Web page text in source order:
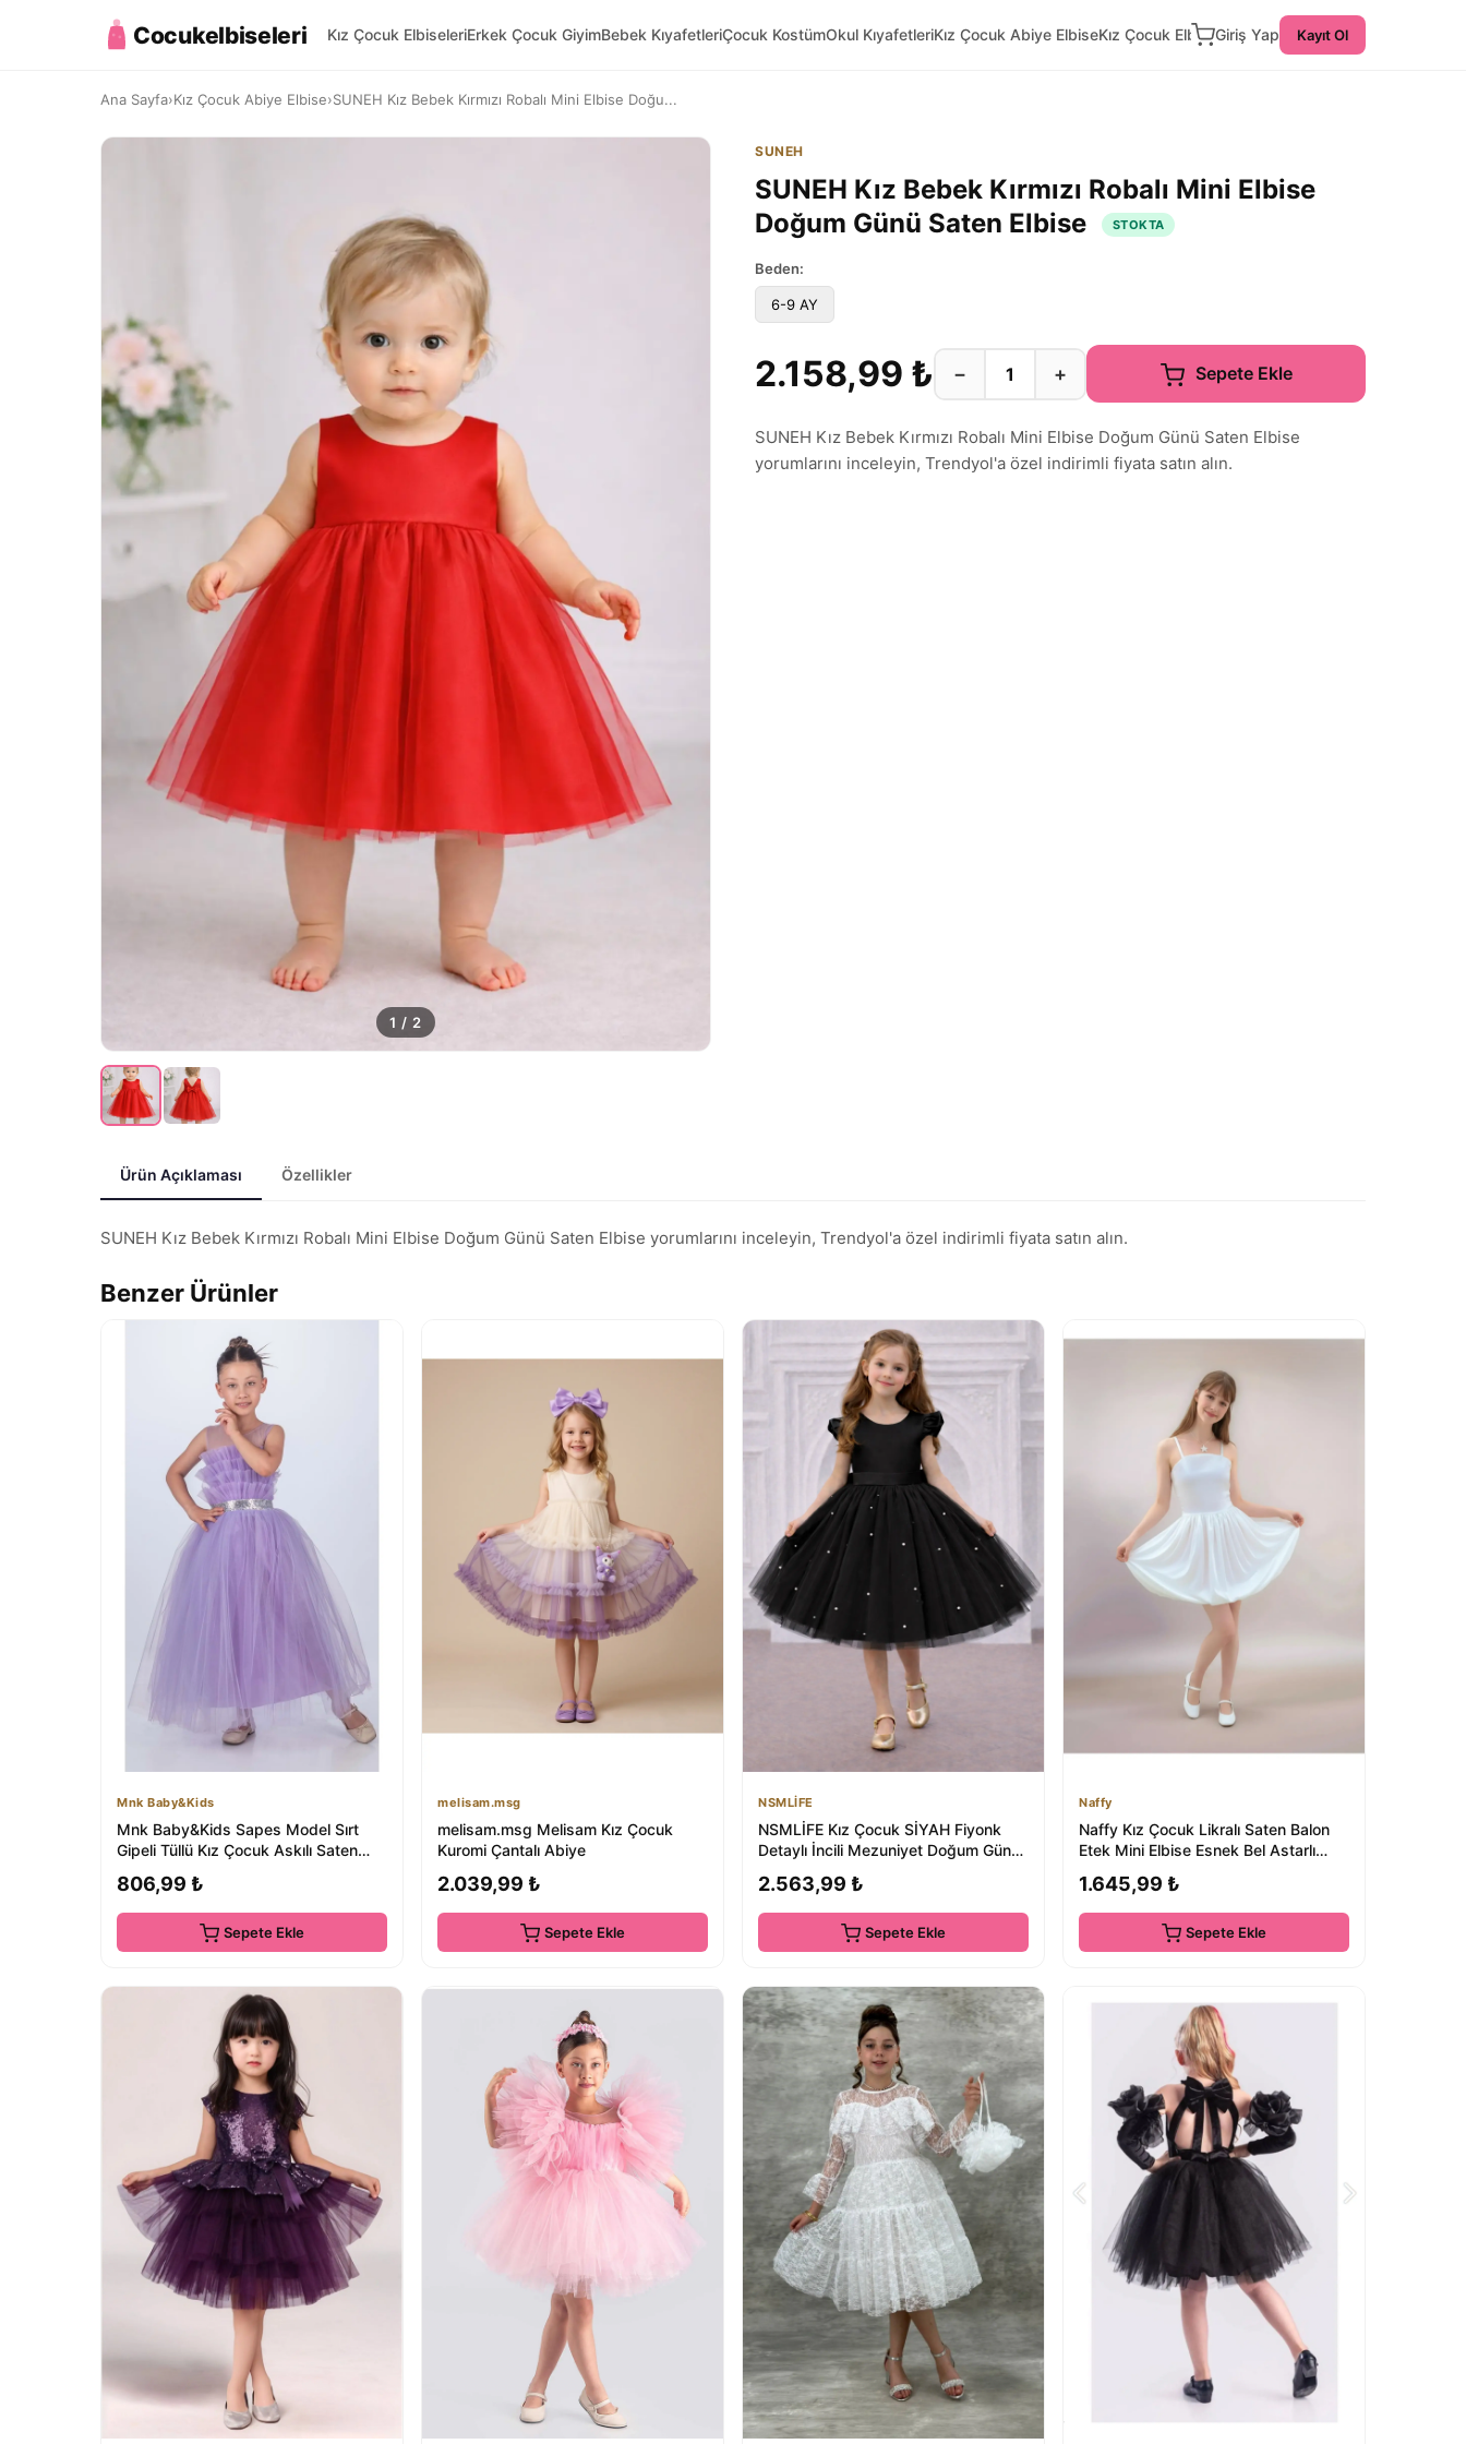
Cocukelbiseleri Kız Çocuk ElbiseleriErkek Çocuk GiyimBebek KıyafetleriÇocuk KostümOkul KıyafetleriKız Çocuk Abiye ElbiseKız Çocuk ElbiseGiriş Yap Kayıt Ol
Ana Sayfa›Kız Çocuk Abiye Elbise›SUNEH Kız Bebek Kırmızı Robalı Mini Elbise Doğu...
1 / 2
SUNEH
SUNEH Kız Bebek Kırmızı Robalı Mini Elbise
Doğum Günü Saten Elbise
STOKTA
Beden:
6-9 AY
2.158,99 ₺ − + Sepete Ekle
SUNEH Kız Bebek Kırmızı Robalı Mini Elbise Doğum Günü Saten Elbise
yorumlarını inceleyin, Trendyol'a özel indirimli fiyata satın alın.
Ürün Açıklaması Özellikler
SUNEH Kız Bebek Kırmızı Robalı Mini Elbise Doğum Günü Saten Elbise yorumlarını inceleyin, Trendyol'a özel indirimli fiyata satın alın.
Benzer Ürünler
Mnk Baby&Kids
Mnk Baby&Kids Sapes Model Sırt
Gipeli Tüllü Kız Çocuk Askılı Saten
806,99 ₺
Sepete Ekle
melisam.msg
melisam.msg Melisam Kız Çocuk
Kuromi Çantalı Abiye
2.039,99 ₺
Sepete Ekle
NSMLİFE
NSMLİFE Kız Çocuk SİYAH Fiyonk
Detaylı İncili Mezuniyet Doğum Günü
2.563,99 ₺
Sepete Ekle
Naffy
Naffy Kız Çocuk Likralı Saten Balon
Etek Mini Elbise Esnek Bel Astarlı
1.645,99 ₺
Sepete Ekle